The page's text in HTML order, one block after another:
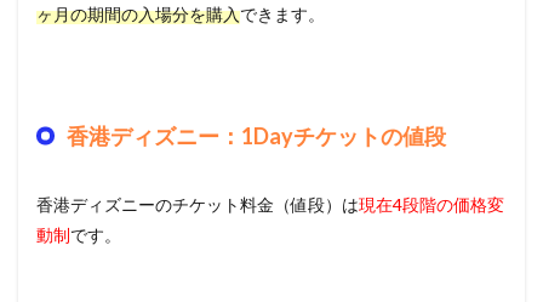
ヶ月の期間の入場分を購入できます。
香港ディズニー：1Dayチケットの値段
香港ディズニーのチケット料金（値段）は現在4段階の価格変
動制です。